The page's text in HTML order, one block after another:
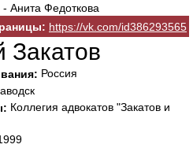
- Анита Федоткова
https://vk.com/id386293565
Закатов
Россия
Коллегия адвокатов "Закатов и